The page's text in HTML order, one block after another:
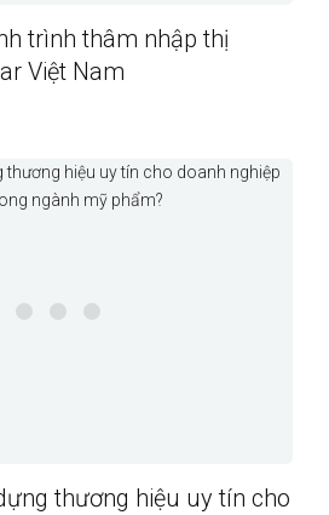
trình thâm nhập thị
Việt Nam
thương hiệu uy tín cho